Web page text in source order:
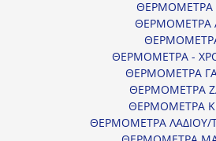
ΘΕΡΜΟΜΕΤΡΑ
ΘΕΡΜΟΜΕΤΡΑ
ΘΕΡΜΟΜΕΤΡΑ -
ΘΕΡΜΟΜΕΤΡΑ
ΘΕΡΜΟΜΕΤΡΑ
ΘΕΡΜΟΜΕΤΡΑ
ΘΕΡΜΟΜΕΤΡΑ ΛΑΔΙΟΥ/